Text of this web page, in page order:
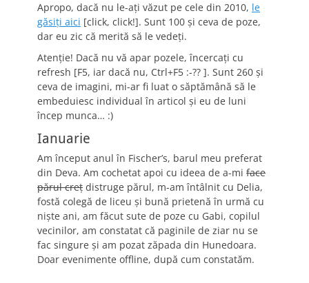
Apropo, dacă nu le-ați văzut pe cele din 2010, le
găsiți aici [click, click!]. Sunt 100 și ceva de poze,
dar eu zic că merită să le vedeți.
Atenţie! Dacă nu vă apar pozele, încercaţi cu
refresh [F5, iar dacă nu, Ctrl+F5 :-?? ]. Sunt 260 şi
ceva de imagini, mi-ar fi luat o săptămână să le
embeduiesc individual în articol şi eu de luni
încep munca… :)
Ianuarie
Am început anul în Fischer’s, barul meu preferat
din Deva. Am cochetat apoi cu ideea de a-mi face
părul creţ distruge părul, m-am întâlnit cu Delia,
fostă colegă de liceu şi bună prietenă în urmă cu
nişte ani, am făcut sute de poze cu Gabi, copilul
vecinilor, am constatat că paginile de ziar nu se
fac singure şi am pozat zăpada din Hunedoara.
Doar evenimente offline, după cum constatăm.